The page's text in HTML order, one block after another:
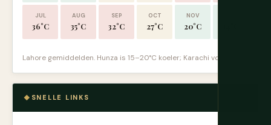
JUL
36°C
AUG
35°C
SEP
32°C
OCT
27°C
NOV
20°C
Lahore gemiddelden. Hunza is 15–20°C koeler; Karachi vochtiger.
SNELLE LINKS